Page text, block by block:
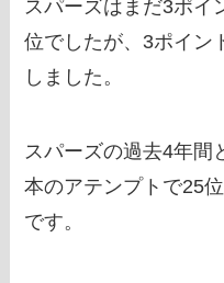
スパーズはまだ3ポイ
位でしたが、3ポイン
しました。
スパーズの過去4年間
本のアテンプトで25
です。